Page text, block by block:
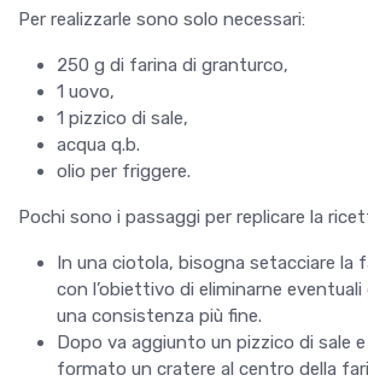
Per realizzarle sono solo necessari:
250 g di farina di granturco,
1 uovo,
1 pizzico di sale,
acqua q.b.
olio per friggere.
Pochi sono i passaggi per replicare la
In una ciotola, bisogna setacciare la
con l’obiettivo di eliminarne
una consistenza più fine.
Dopo va aggiunto un pizzico di sale
formato un cratere al centro della